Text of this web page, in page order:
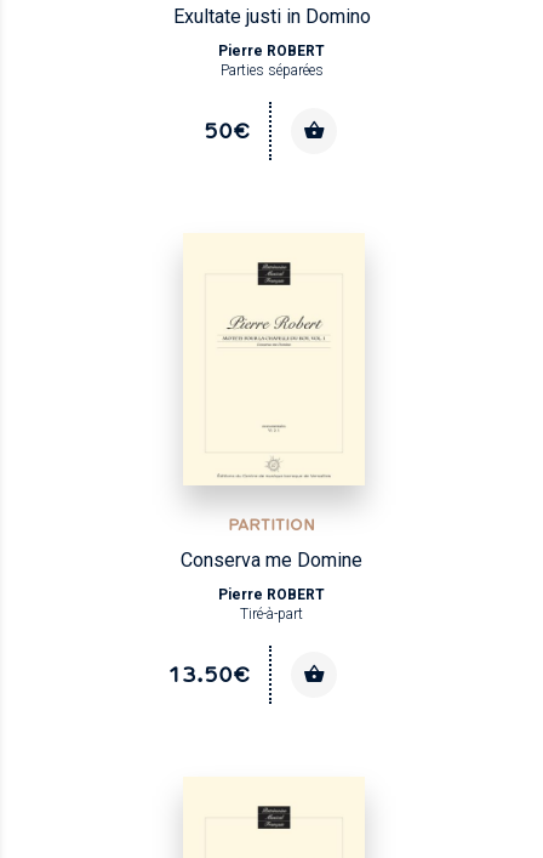
Exultate justi in Domino
Pierre ROBERT
Parties séparées
50€
PARTITION
Conserva me Domine
Pierre ROBERT
Tiré-à-part
13.50€